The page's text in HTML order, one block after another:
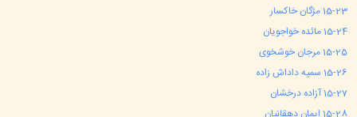
15-23
مژگان خاکسار
15-24
مائده خواجویان
15-25
مرجان خوشخوی
15-26
سمیه داداش زاده
15-27
آزاده درخشان